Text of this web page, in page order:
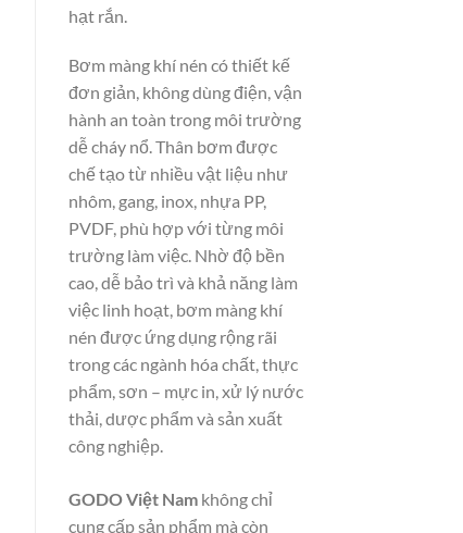
hạt rắn.
Bơm màng khí nén có thiết kế
đơn giản, không dùng điện, vận
hành an toàn trong môi trường
dễ cháy nổ. Thân bơm được
chế tạo từ nhiều vật liệu như
nhôm, gang, inox, nhựa PP,
PVDF, phù hợp với từng môi
trường làm việc. Nhờ độ bền
cao, dễ bảo trì và khả năng làm
việc linh hoạt, bơm màng khí
nén được ứng dụng rộng rãi
trong các ngành hóa chất, thực
phẩm, sơn – mực in, xử lý nước
thải, dược phẩm và sản xuất
công nghiệp.
GODO Việt Namkhông chỉ
cung cấp sản phẩm mà còn